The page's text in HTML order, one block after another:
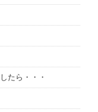
たら・・・